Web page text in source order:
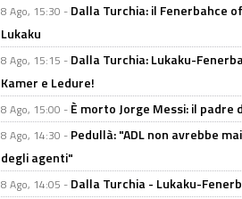
8 Ago, 15:30 - Dalla Turchia: il Fenerbahce
Lukaku
8 Ago, 15:15 - Dalla Turchia: Lukaku-
Kamer e Ledure!
8 Ago, 15:00 - È morto Jorge Messi: il padre
8 Ago, 14:30 - Pedullà: "ADL non avrebbe
degli agenti"
8 Ago, 14:05 - Dalla Turchia - Lukaku-